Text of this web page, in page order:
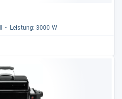
Leis­tung: 3000 W